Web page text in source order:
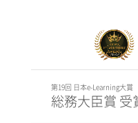
第19回 日本e-Learning大賞
総務大臣賞 受